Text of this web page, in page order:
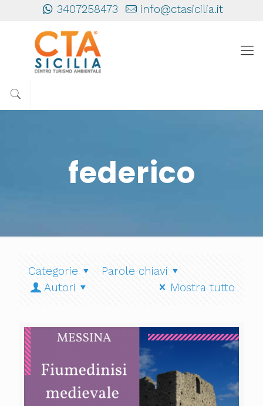
3407258473 info@ctasicilia.it
federico
Categorie
Parole chiavi
Autori
Mostra tutto